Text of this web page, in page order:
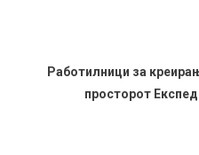
Работилници за
просторот